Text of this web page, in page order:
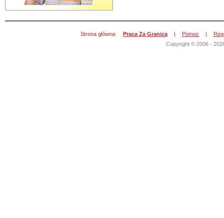
Strona główna: Praca Za Granicą | Pomoc |
Copyright © 2006 -